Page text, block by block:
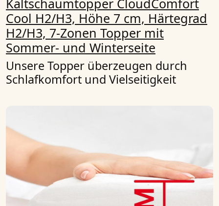
Kaltschaumtopper CloudComfort
Cool H2/H3, Höhe 7 cm, Härtegrad
H2/H3, 7-Zonen Topper mit
Sommer- und Winterseite
Unsere Topper überzeugen durch
Schlafkomfort und Vielseitigkeit